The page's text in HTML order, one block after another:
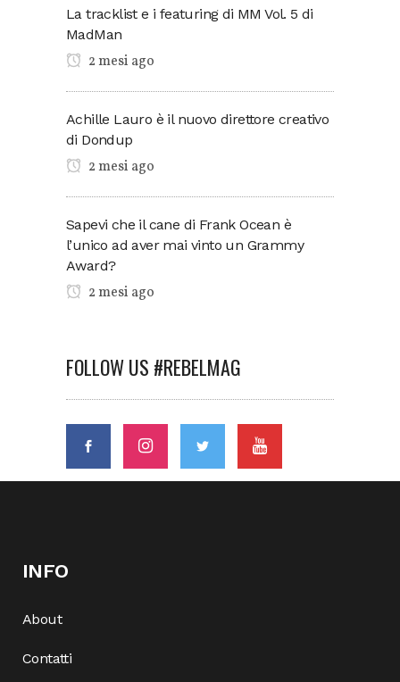
La tracklist e i featuring di MM Vol. 5 di
MadMan
2 mesi ago
Achille Lauro è il nuovo direttore creativo
di Dondup
2 mesi ago
Sapevi che il cane di Frank Ocean è
l’unico ad aver mai vinto un Grammy
Award?
2 mesi ago
FOLLOW US #REBELMAG
INFO
About
Contatti